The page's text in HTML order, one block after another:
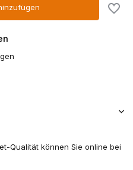
Qualität können Sie online bei